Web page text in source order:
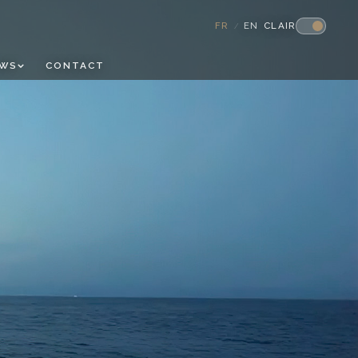
FR / EN CLAIR
CONTACT
FERMER